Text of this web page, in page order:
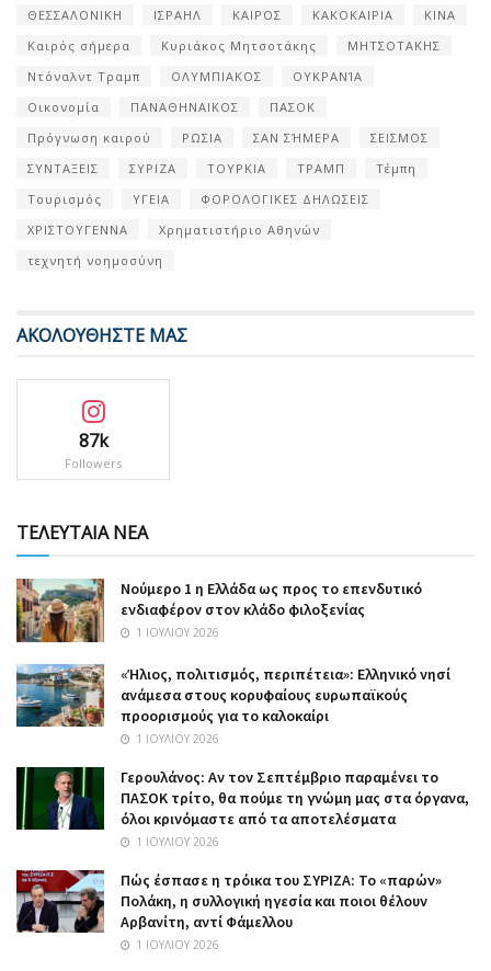
ΘΕΣΣΑΛΟΝΙΚΗ
ΙΣΡΑΗΛ ΚΑΙΡΟΣ ΚΑΚΟΚΑΙΡΙΑ
ΚΙΝΑ
Καιρός σήμερα
Κυριάκος Μητσοτάκης
ΜΗΤΣΟΤΑΚΗΣ
Ντόναλντ Τραμπ
ΟΛΥΜΠΙΑΚΟΣ
ΟΥΚΡΑΝΊΑ
Οικονομία
ΠΑΝΑΘΗΝΑΙΚΟΣ
ΠΑΣΟΚ
Πρόγνωση καιρού
ΡΩΣΙΑ ΣΑΝ ΣΉΜΕΡΑ
ΣΕΙΣΜΟΣ
ΣΥΝΤΑΞΕΙΣ
ΣΥΡΙΖΑ ΤΟΥΡΚΙΑ ΤΡΑΜΠ
Τέμπη
Τουρισμός
ΥΓΕΙΑ
ΦΟΡΟΛΟΓΙΚΕΣ ΔΗΛΩΣΕΙΣ
ΧΡΙΣΤΟΥΓΕΝΝΑ
Χρηματιστήριο Αθηνών
τεχνητή νοημοσύνη
ΑΚΟΛΟΥΘΗΣΤΕ ΜΑΣ
87k
Followers
ΤΕΛΕΥΤΑΙΑ ΝΕΑ
Nούμερο 1 η Ελλάδα ως προς το επενδυτικό
ενδιαφέρον στον κλάδο φιλοξενίας
1 ΙΟΥΛΊΟΥ 2026
«Ήλιος, πολιτισμός, περιπέτεια»: Ελληνικό νησί
ανάμεσα στους κορυφαίους ευρωπαϊκούς
προορισμούς για το καλοκαίρι
1 ΙΟΥΛΊΟΥ 2026
Γερουλάνος: Αν τον Σεπτέμβριο παραμένει το
ΠΑΣΟΚ τρίτο, θα πούμε τη γνώμη μας στα όργανα,
όλοι κρινόμαστε από τα αποτελέσματα
1 ΙΟΥΛΊΟΥ 2026
Πώς έσπασε η τρόικα του ΣΥΡΙΖΑ: Το «παρών»
Πολάκη, η συλλογική ηγεσία και ποιοι θέλουν
Αρβανίτη, αντί Φάμελλου
1 ΙΟΥΛΊΟΥ 2026